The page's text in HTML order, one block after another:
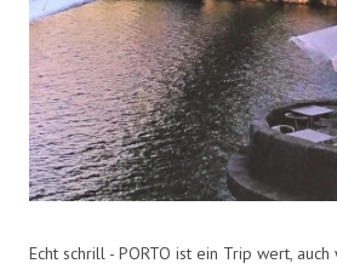
Echt schrill - PORTO ist ein Trip wert,